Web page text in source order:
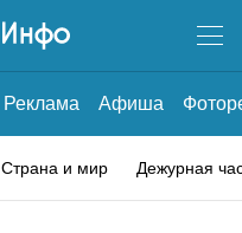
Реклама Афиша
Страна и мир Дежурная